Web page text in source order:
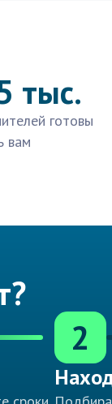
тыс.
готовы
вам
2